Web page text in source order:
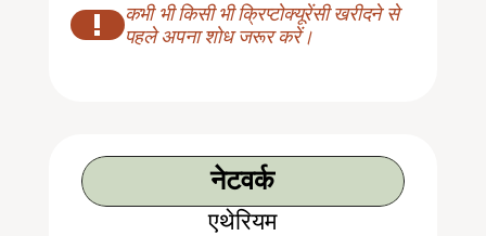
!
कभी भी किसी भी क्रिप्टोक्यूरेंसी खरीदने से
पहले अपना शोध जरूर करें।
नेटवर्क
एथेरियम